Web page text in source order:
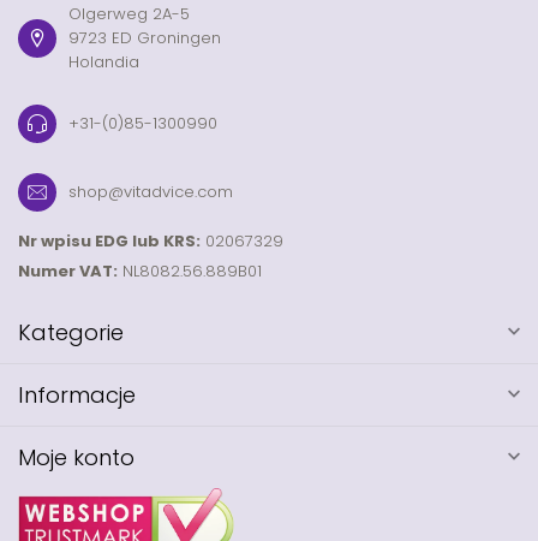
Olgerweg 2A-5
9723 ED Groningen
Holandia
+31-(0)85-1300990
shop@vitadvice.com
Nr wpisu EDG lub KRS: 02067329
Numer VAT: NL8082.56.889B01
Kategorie
Informacje
Moje konto